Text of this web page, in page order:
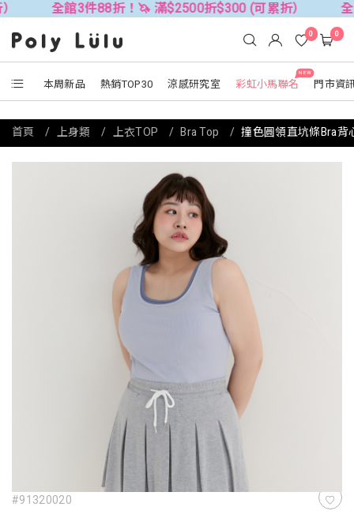
館3件88折！🦄 滿$2500折$300 (可累折） 全館3件88
本周新品 熱銷TOP30 涼感研究室
NEW
彩虹小馬聯名 門市資
0 0
#91320020
首頁 上身類 上衣TOP Bra Top 撞色圓領直坑條Bra背